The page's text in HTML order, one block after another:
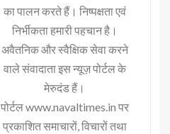
का पालन करते हैं। निष्पक्षता एवं
निर्भीकता हमारी पहचान है।
अवैतनिक और स्वैक्षिक सेवा करने
वाले संवादाता इस न्यूज़ पोर्टल के
मेरुदंड हैं।
पोर्टल www.navaltimes.in पर
प्रकाशित समाचारों, विचारों तथा